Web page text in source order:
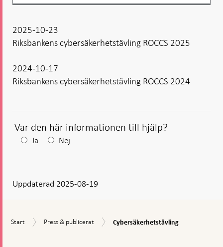
2025-10-23
Riksbankens cybersäkerhetstävling ROCCS 2025
2024-10-17
Riksbankens cybersäkerhetstävling ROCCS 2024
Var den här informationen till hjälp?
Efter
visas
Ja Nej
Uppdaterad 2025-08-19
Start
Start
Press
Press & publicerat Cybersäkerhetstävling
Cybersäkerhetstävling